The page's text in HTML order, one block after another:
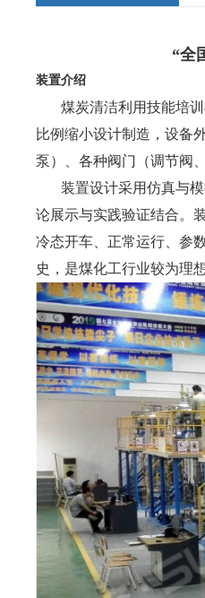
“全
装置介绍
煤炭清洁利用技能培
比例缩小设计制造，设备
泵）、各种阀门（调节阀
装置设计采用仿真与
论展示与实践验证结合。
冷态开车、正常运行、参
史，是煤化工行业较为理